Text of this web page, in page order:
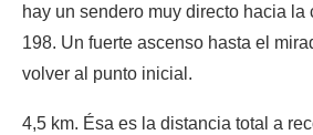
hay un sendero muy directo hacia la
198. Un fuerte ascenso hasta el
volver al punto inicial.
4,5 km. Ésa es la distancia total a